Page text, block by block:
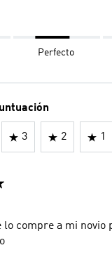
Perfecto
3 2 1
lo compre a mi novio